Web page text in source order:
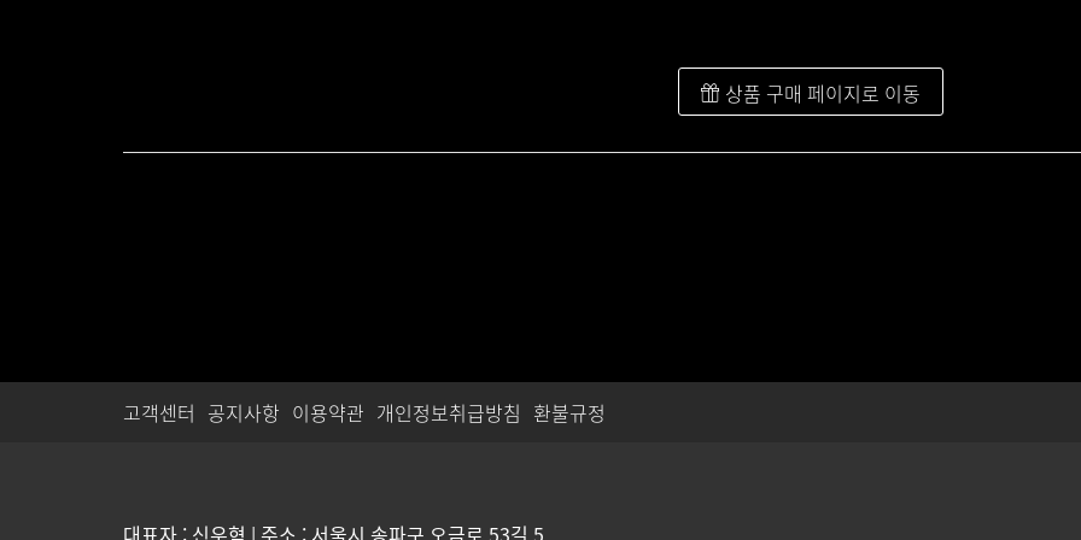
상품 구매 페이지로 이동
고객센터 공지사항 이용약관 개인정보취급방침 환불규정